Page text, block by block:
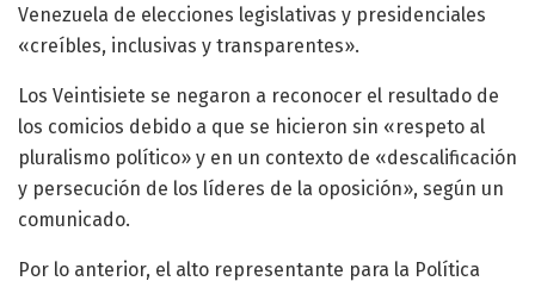
Venezuela de elecciones legislativas y presidenciales
«creíbles, inclusivas y transparentes».
Los Veintisiete se negaron a reconocer el resultado de
los comicios debido a que se hicieron sin «respeto al
pluralismo político» y en un contexto de «descalificación
y persecución de los líderes de la oposición», según un
comunicado.
Por lo anterior, el alto representante para la Política